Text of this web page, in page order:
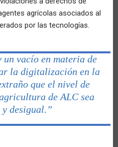
agrícolas asociados al
por las tecnologías.
un vacío en materia de
la digitalización en la
que el nivel de
de ALC sea
desigual.”